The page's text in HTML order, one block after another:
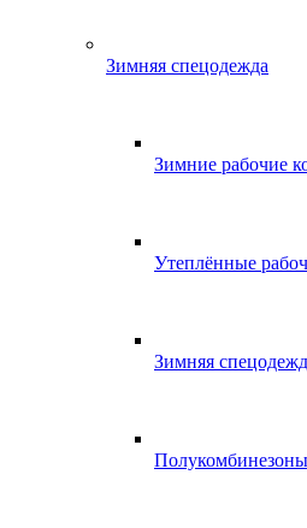
Зимняя спецодежда
Зимние рабочие
Утеплённые
Зимняя